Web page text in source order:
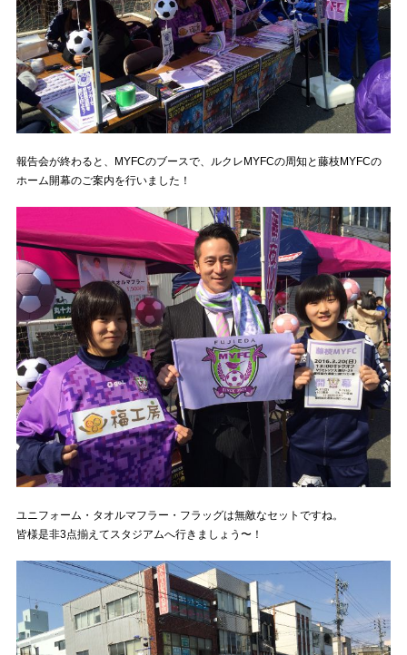
報告会が終わると、MYFCのブースで、ルクレMYFCの周知と藤枝MYFCの
ホーム開幕のご案内を行いました！
ユニフォーム・タオルマフラー・フラッグは無敵なセットですね。
皆様是非3点揃えてスタジアムへ行きましょう〜！